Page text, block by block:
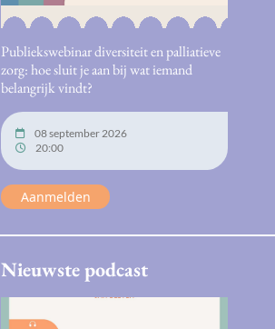
Publiekswebinar diversiteit en palliatieve
zorg: hoe sluit je aan bij wat iemand
belangrijk vindt?
08 september 2026
20:00
Aanmelden
Nieuwste podcast